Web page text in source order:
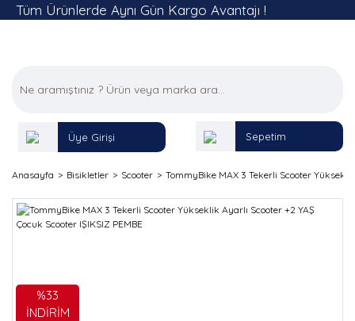
Tüm Ürünlerde Aynı Gün Kargo Avantajı !
Üye Girişi Sepetim
Anasayfa Bisikletler Scooter TommyBike MAX 3 Tekerli Scooter
%33
İNDİRİM